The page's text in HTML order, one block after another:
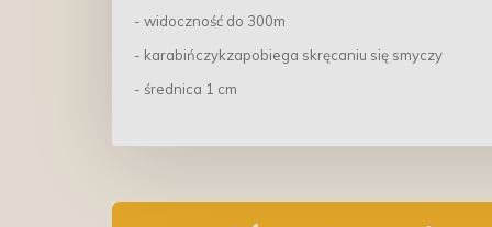
- widoczność do 300m
- karabińczykzapobiega skręcaniu się smyczy
- średnica 1 cm